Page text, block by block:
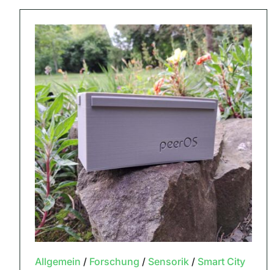
Allgemein / Forschung / Sensorik/ Smart City